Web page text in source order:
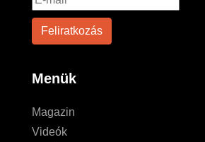
Menük
Magazin
Videók